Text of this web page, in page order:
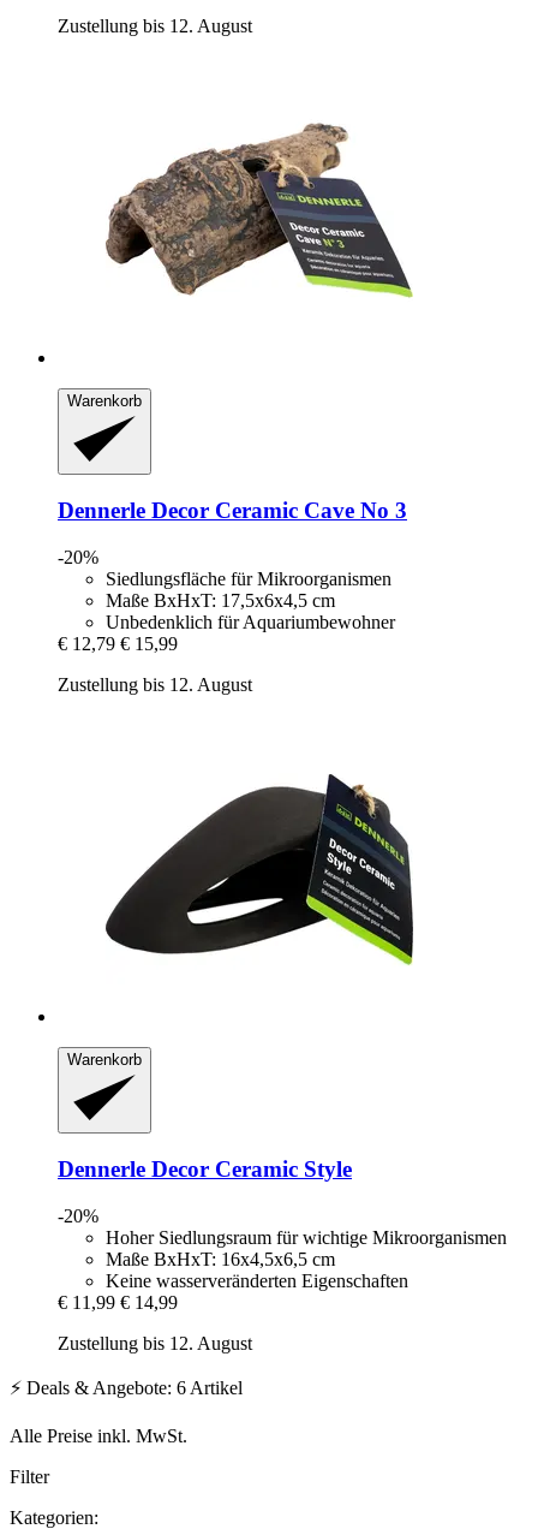
Zustellung bis 12. August
Warenkorb
Dennerle Decor Ceramic Cave No 3
-20%
Siedlungsfläche für Mikroorganismen
Maße BxHxT: 17,5x6x4,5 cm
Unbedenklich für Aquariumbewohner
€ 12,79 € 15,99
Zustellung bis 12. August
Warenkorb
Dennerle Decor Ceramic Style
-20%
Hoher Siedlungsraum für wichtige Mikroorganismen
Maße BxHxT: 16x4,5x6,5 cm
Keine wasserveränderten Eigenschaften
€ 11,99 € 14,99
Zustellung bis 12. August
⚡ Deals & Angebote: 6 Artikel
Alle Preise inkl. MwSt.
Filter
Kategorien: